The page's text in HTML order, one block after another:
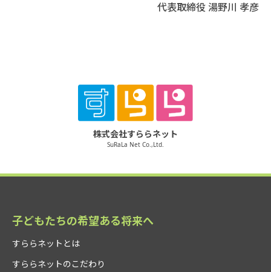
代表取締役 湯野川 孝彦
株式会社すららネット
SuRaLa Net Co.,Ltd.
子どもたちの希望ある将来へ
すららネットとは
すららネットのこだわり